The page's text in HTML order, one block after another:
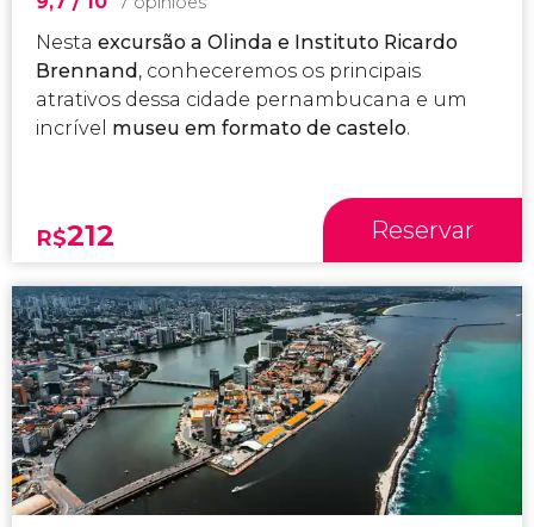
Nesta excursão a Olinda e Instituto Ricardo
Brennand, conheceremos os principais
atrativos dessa cidade pernambucana e um
incrível museu em formato de castelo.
R$212 Reservar